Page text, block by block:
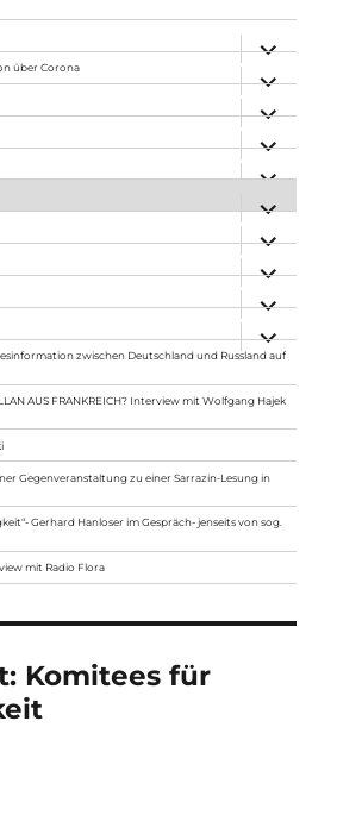
anzeigen
über Corona
anzeigen
anzeigen
anzeigen
anzeigen
anzeigen
anzeigen
anzeigen
anzeigen
zwischen Deutschland und Russland auf
AUS FRANKREICH? Interview mit Wolfgang Hajek
Gegenveranstaltung zu einer Sarrazin-Lesung in
Gerhard Hanloser im Gespräch- jenseits von sog.
mit Radio Flora
Komitees für